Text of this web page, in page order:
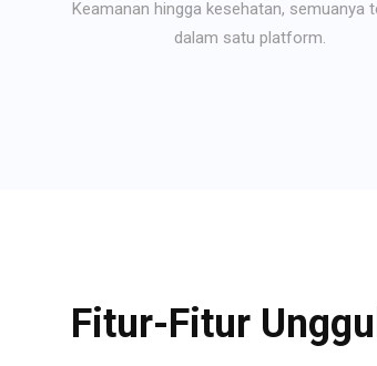
Keamanan hingga kesehatan, semuanya
dalam satu platform.
Fitur-Fitur